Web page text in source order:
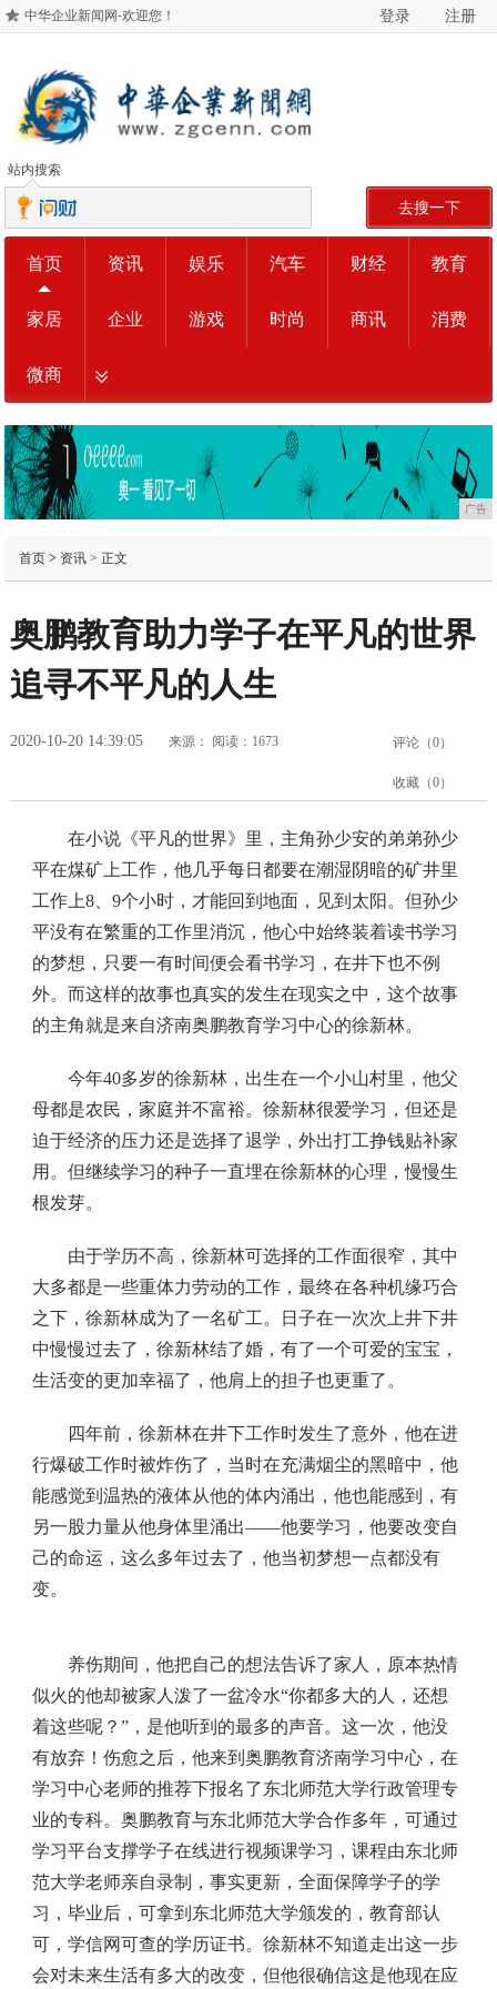
中华企业新闻网-欢迎您！ 登录 注册
站内搜索
去搜一下
首页 资讯 娱乐 汽车 财经 教育
家居 企业 游戏 时尚 商讯 消费
微商
广告
首页> 资讯> 正文
奥鹏教育助力学子在平凡的世界
追寻不平凡的人生
2020-10-20 14:39:05 来源： 阅读：1673 评论（0）
收藏（0）
在小说《平凡的世界》里，主角孙少安的弟弟孙少
平在煤矿上工作，他几乎每日都要在潮湿阴暗的矿井里
工作上8、9个小时，才能回到地面，见到太阳。但孙少
平没有在繁重的工作里消沉，他心中始终装着读书学习
的梦想，只要一有时间便会看书学习，在井下也不例
外。而这样的故事也真实的发生在现实之中，这个故事
的主角就是来自济南奥鹏教育学习中心的徐新林。
今年40多岁的徐新林，出生在一个小山村里，他父
母都是农民，家庭并不富裕。徐新林很爱学习，但还是
迫于经济的压力还是选择了退学，外出打工挣钱贴补家
用。但继续学习的种子一直埋在徐新林的心理，慢慢生
根发芽。
由于学历不高，徐新林可选择的工作面很窄，其中
大多都是一些重体力劳动的工作，最终在各种机缘巧合
之下，徐新林成为了一名矿工。日子在一次次上井下井
中慢慢过去了，徐新林结了婚，有了一个可爱的宝宝，
生活变的更加幸福了，他肩上的担子也更重了。
四年前，徐新林在井下工作时发生了意外，他在进
行爆破工作时被炸伤了，当时在充满烟尘的黑暗中，他
能感觉到温热的液体从他的体内涌出，他也能感到，有
另一股力量从他身体里涌出——他要学习，他要改变自
己的命运，这么多年过去了，他当初梦想一点都没有
变。
养伤期间，他把自己的想法告诉了家人，原本热情
似火的他却被家人泼了一盆冷水“你都多大的人，还想
着这些呢？”，是他听到的最多的声音。这一次，他没
有放弃！伤愈之后，他来到奥鹏教育济南学习中心，在
学习中心老师的推荐下报名了东北师范大学行政管理专
业的专科。奥鹏教育与东北师范大学合作多年，可通过
学习平台支撑学子在线进行视频课学习，课程由东北师
范大学老师亲自录制，事实更新，全面保障学子的学
习，毕业后，可拿到东北师范大学颁发的，教育部认
可，学信网可查的学历证书。徐新林不知道走出这一步
会对未来生活有多大的改变，但他很确信这是他现在应